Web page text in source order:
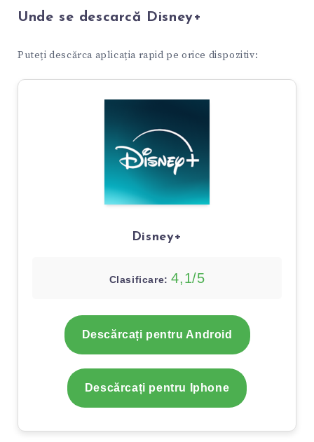
Unde se descarcă Disney+
Puteți descărca aplicația rapid pe orice dispozitiv:
Disney+
Clasificare: 4,1/5
Descărcați pentru Android
Descărcați pentru Iphone